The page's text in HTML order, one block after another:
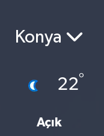
Konya
22°
Açık